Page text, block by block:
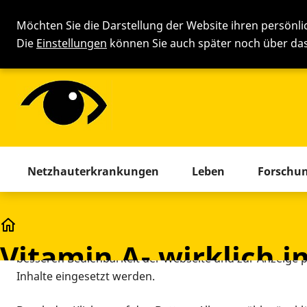
Möchten Sie die Darstellung der Website ihren
Die Einstellungen können Sie auch später noch über
Menü mit allen Seiten.
Netzhauterkrankungen Leben
Vitamin A- wirklich
Cookie-
besseren Bedienbarkeit der Webseite und zur Anzeige
Inhalte eingesetzt werden.